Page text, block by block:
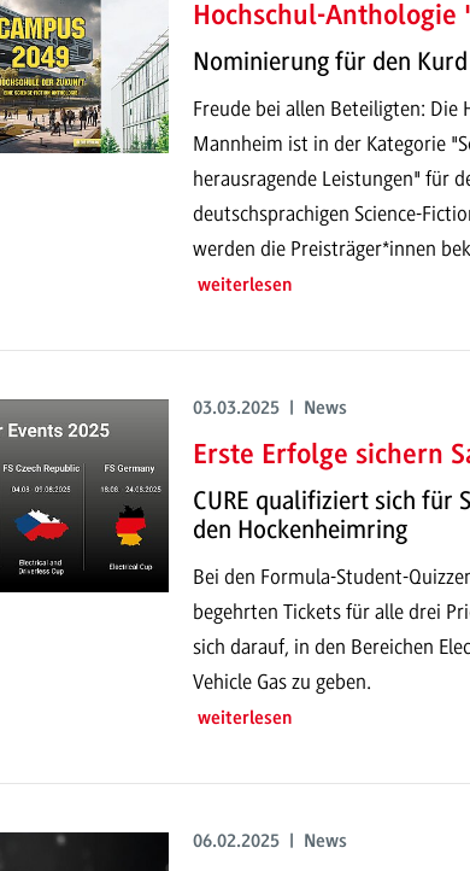
Hochschul-Anthologie
Nominierung für den
Freude bei allen Beteiligten: Die
Mannheim ist in der Kategorie
herausragende Leistungen" für
deutschsprachigen Science-
werden die Preisträger*innen
weiterlesen
03.03.2025 | News
Erste Erfolge sichern
CURE qualifiziert sich für
den Hockenheimring
Bei den Formula-Student-
begehrten Tickets für alle drei
sich darauf, in den Bereichen
Vehicle Gas zu geben.
weiterlesen
06.02.2025 | News